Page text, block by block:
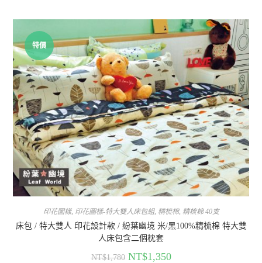
特價
印花圖樣, 印花圖樣-特大雙人床包組, 精梳棉, 精梳棉 40支
床包 / 特大雙人 印花設計款 / 紛葉幽境 米/黑100%精梳棉 特大雙
人床包含二個枕套
NT$1,780 NT$1,350